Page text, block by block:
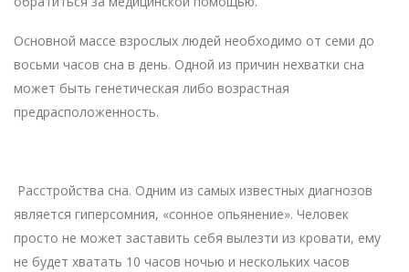
Основной массе взрослых людей необходимо от семи до
восьми часов сна в день. Одной из причин нехватки сна
может быть генетическая либо возрастная
предрасположенность.
Расстройства сна. Одним из самых известных диагнозов
является гиперсомния, «сонное опьянение». Человек
просто не может заставить себя вылезти из кровати, ему
не будет хватать 10 часов ночью и нескольких часов